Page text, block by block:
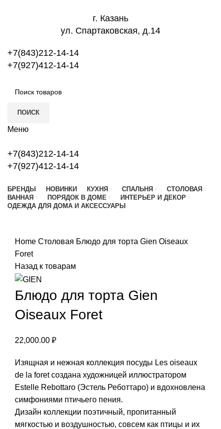
г. Казань
ул. Спартаковская, д.14
+7(843)212-14-14
+7(927)412-14-14
ПОИСК
Меню
+7(843)212-14-14
+7(927)412-14-14
БРЕНДЫ НОВИНКИ КУХНЯ СПАЛЬНЯ
СТОЛОВАЯ
ВАННАЯ
ПОРЯДОК В ДОМЕ
ИНТЕРЬЕР И ДЕКОР
ОДЕЖДА ДЛЯ ДОМА И АКСЕССУАРЫ
Home Столовая Блюдо для торта Gien Oiseaux
Foret
Назад к товарам
Блюдо для торта Gien
Oiseaux Foret
22,000.00 ₽
Изящная и нежная коллекция посуды Les oiseaux
de la foret создана художницей иллюстратором
Estelle Rebottaro (Эстель Реботтаро) и вдохновлена
симфониями птичьего пения.
Дизайн коллекции поэтичный, пропитанный
мягкостью и воздушностью, совсем как птицы и их